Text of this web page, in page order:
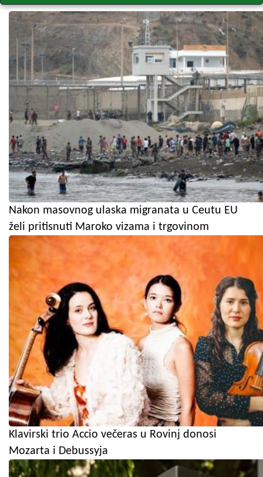
Nakon masovnog ulaska migranata u Ceutu EU
želi pritisnuti Maroko vizama i trgovinom
Klavirski trio Accio večeras u Rovinj donosi
Mozarta i Debussyja